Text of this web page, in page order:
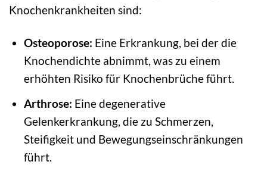
Knochenkrankheiten sind:
Osteoporose: Eine Erkrankung, bei der die
Knochendichte abnimmt, was zu einem
erhöhten Risiko für Knochenbrüche führt.
Arthrose: Eine degenerative
Gelenkerkrankung, die zu Schmerzen,
Steifigkeit und Bewegungseinschränkungen
führt.